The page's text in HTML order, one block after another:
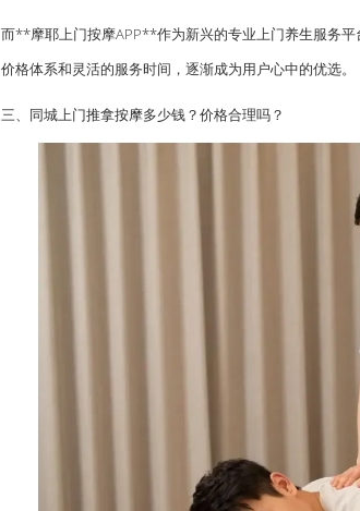
而**摩耶上门按摩APP**作为新兴的专业上门养生服务
价格体系和灵活的服务时间，逐渐成为用户心中的优选。
三、同城上门推拿按摩多少钱？价格合理吗？